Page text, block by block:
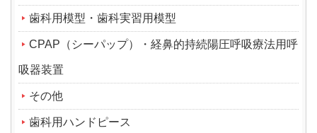
歯科用模型・歯科実習用模型
CPAP（シーパップ）・経鼻的持続陽圧呼吸療法用呼
吸器装置
その他
歯科用ハンドピース